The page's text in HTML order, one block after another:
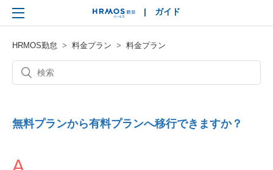
HRMOS
| ガイド
HRMOS勤怠 料金プラン 料金プラン
無料プランから有料プランへ移行できますか？